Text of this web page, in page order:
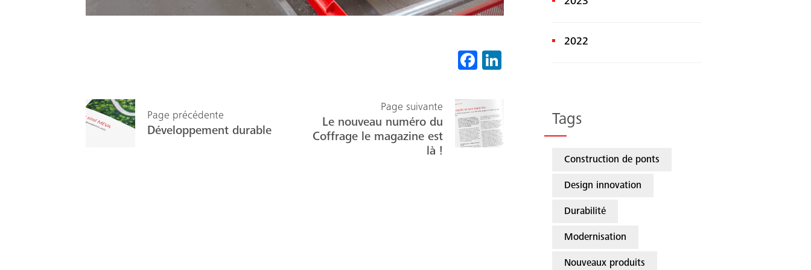
Fa
b
o
ok
Page précédente
Développement durable
Page suivante
Le nouveau numéro du
Coffrage le magazine est
là !
2022
Tags
Construction de ponts
Design innovation
Durabilité
Modernisation
Nouveaux produits